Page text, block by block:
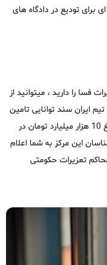
برای تودیع در دادگاه های
فسا را دارید ، میتوانید از
ایران سند توانایی تامین
وثیقه اجاره ای از مبلغ 1 میلیارد تومان تا مبلغ 10 هزار میلیارد تومان در
این مرکز به شما اعلام
تعزیرات حکومتی